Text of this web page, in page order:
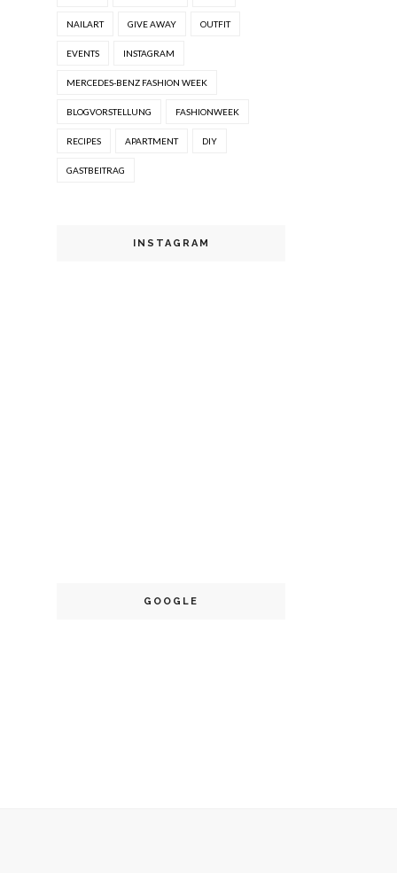
NAILART GIVE AWAY OUTFIT
EVENTS INSTAGRAM
MERCEDES-BENZ FASHION WEEK
BLOGVORSTELLUNG FASHIONWEEK
RECIPES APARTMENT DIY
GASTBEITRAG
INSTAGRAM
GOOGLE